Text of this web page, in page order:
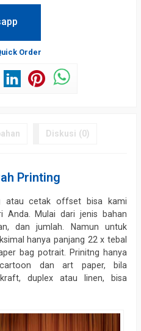
Order
Diskusi (0)
Printing
atau cetak offset bisa kami
Anda. Mulai dari jenis bahan
dan jumlah. Namun untuk
hanya panjang 22 x tebal
bag potrait. Prinitng hanya
dan art paper, bila
duplex atau linen, bisa